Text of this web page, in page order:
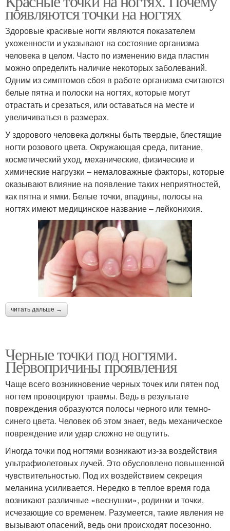
появляются точки на ногтях
Здоровые красивые ногти являются показателем
ухоженности и указывают на состояние организма
человека в целом. Часто по изменению вида пластин
можно определить наличие некоторых заболеваний.
Одним из симптомов сбоя в работе организма считаются
белые пятна и полоски на ногтях, которые могут
отрастать и срезаться, или оставаться на месте и
увеличиваться в размерах.
У здорового человека должны быть твердые, блестящие
ногти розового цвета. Окружающая среда, питание,
косметический уход, механические, физические и
химические нагрузки – немаловажные факторы, которые
оказывают влияние на появление таких неприятностей,
как пятна и ямки. Белые точки, впадины, полосы на
ногтях имеют медицинское название – лейконихия.
читать дальше →
Черные точки под ногтями.
Первопричины проявления
Чаще всего возникновение черных точек или пятен под
ногтем провоцируют травмы. Ведь в результате
повреждения образуются полосы черного или темно-
синего цвета. Человек об этом знает, ведь механическое
повреждение или удар сложно не ощутить.
Иногда точки под ногтями возникают из-за воздействия
ультрафиолетовых лучей. Это обусловлено повышенной
чувствительностью. Под их воздействием секреция
меланина усиливается. Нередко в теплое время года
возникают различные «веснушки», родинки и точки,
исчезающие со временем. Разумеется, такие явления не
вызывают опасений, ведь они происходят посезонно.